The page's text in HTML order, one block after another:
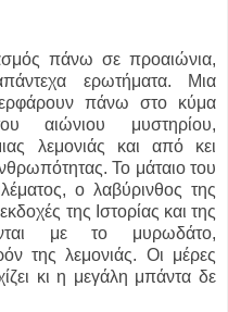
πάνω σε προαιώνια,
ερωτήματα. Μια
πάνω στο κύμα
αιώνιου μυστηρίου,
λεμονιάς και από κει
Το μάταιο του
ο λαβύρινθος της
της Ιστορίας και της
με το μυρωδάτο,
της λεμονιάς. Οι μέρες
κι η μεγάλη μπάντα δε